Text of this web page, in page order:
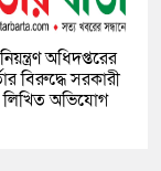
অধিদপ্তরের
বিরুদ্ধে সরকারী
লিখিত অভিযোগ